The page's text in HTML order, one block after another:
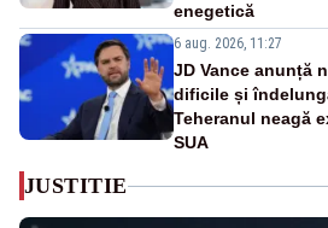
enegetică
6 aug. 2026, 11:27
JD Vance anunță
dificile și
Teheranul neagă
SUA
JUSTITIE